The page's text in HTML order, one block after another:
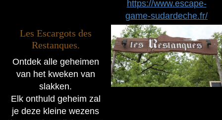
https://www.escape-
game-sudardeche.fr/
Les Escargots des
Restanques.
Ontdek alle geheimen
van het kweken van
slakken.
Elk onthuld geheim zal
je deze kleine wezens